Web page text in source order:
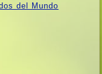
​​del Mundo